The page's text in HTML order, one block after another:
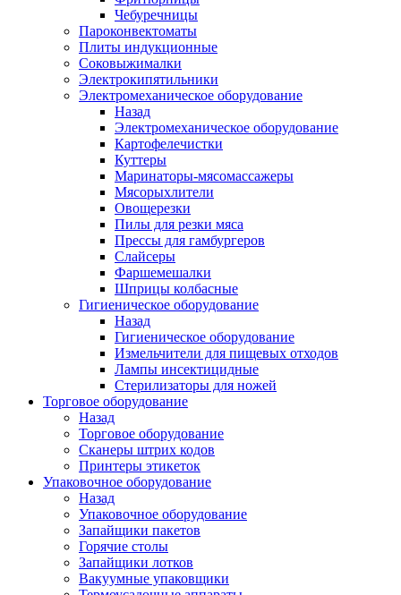
Чебуречницы
Пароконвектоматы
Плиты индукционные
Соковыжималки
Электрокипятильники
Электромеханическое оборудование
Назад
Электромеханическое оборудование
Картофелечистки
Куттеры
Маринаторы-мясомассажеры
Мясорыхлители
Овощерезки
Пилы для резки мяса
Прессы для гамбургеров
Слайсеры
Фаршемешалки
Шприцы колбасные
Гигиеническое оборудование
Назад
Гигиеническое оборудование
Измельчители для пищевых отходов
Лампы инсектицидные
Стерилизаторы для ножей
Торговое оборудование
Назад
Торговое оборудование
Сканеры штрих кодов
Принтеры этикеток
Упаковочное оборудование
Назад
Упаковочное оборудование
Запайщики пакетов
Горячие столы
Запайщики лотков
Вакуумные упаковщики